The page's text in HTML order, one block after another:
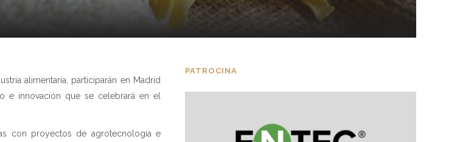
alimentaria, participarán en Madrid
e innovación que se celebrará en el
con proyectos de agrotecnología e
PATROCINA